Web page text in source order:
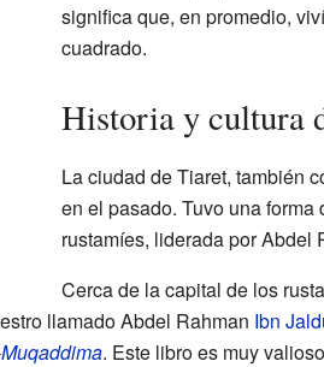
significa que, en promedio,
cuadrado.
Historia y cultura
La ciudad de Tiaret, también
en el pasado. Tuvo una
rustamíes, liderada por Abdel
Cerca de la capital de los
llamado Abdel Rahman Ibn
Muqaddima. Este libro es muy